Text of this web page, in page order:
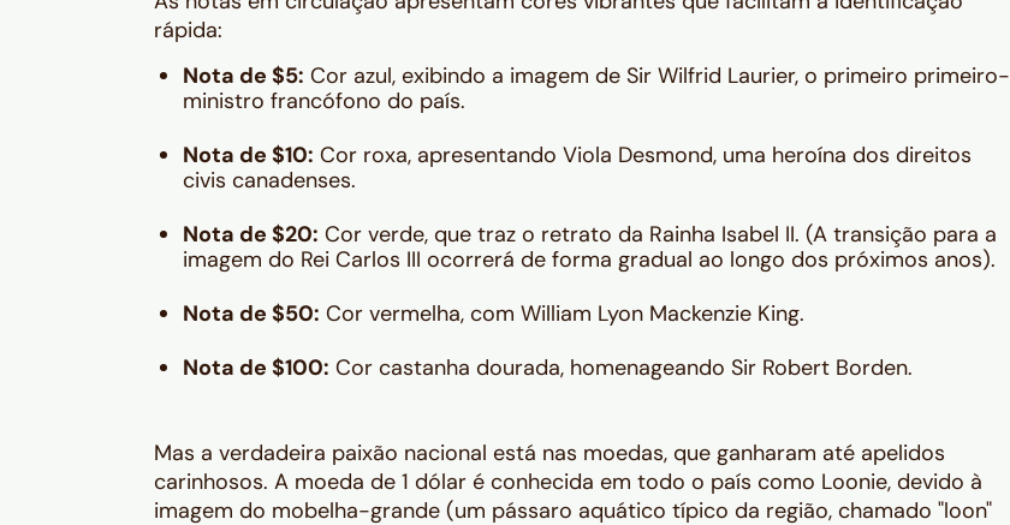
rápida:
Nota de $5: Cor azul, exibindo a imagem de Sir Wilfrid Laurier, o primeiro primeiro-
ministro francófono do país.
Nota de $10: Cor roxa, apresentando Viola Desmond, uma heroína dos direitos
civis canadenses.
Nota de $20: Cor verde, que traz o retrato da Rainha Isabel II. (A transição para a
imagem do Rei Carlos III ocorrerá de forma gradual ao longo dos próximos anos).
Nota de $50: Cor vermelha, com William Lyon Mackenzie King.
Nota de $100: Cor castanha dourada, homenageando Sir Robert Borden.
Mas a verdadeira paixão nacional está nas moedas, que ganharam até apelidos
carinhosos. A moeda de 1 dólar é conhecida em todo o país como Loonie, devido à
imagem do mobelha-grande (um pássaro aquático típico da região, chamado "loon"